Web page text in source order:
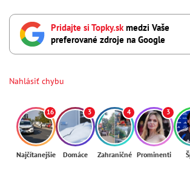
Pridajte si Topky.skmedzi Vaše
preferované zdroje na Google
Nahlásiť chybu
16
Najčítanejšie
3
Domáce
4
Zahraničné
3
Prominenti